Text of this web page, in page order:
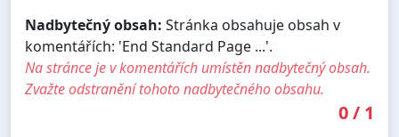
Nadbytečný obsah: Stránka obsahuje obsah v
komentářích: 'End Standard Page ...'.
Na stránce je v komentářích umístěn nadbytečný obsah.
Zvažte odstranění tohoto nadbytečného obsahu.
0/ 1